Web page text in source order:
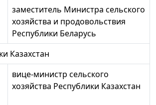
заместитель Министра сельского
хозяйства и продовольствия
Республики Беларусь
Казахстан
вице-министр сельского
хозяйства Республики Казахстан